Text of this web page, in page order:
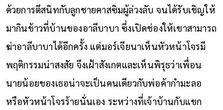
ด้วยการตีสนิทกับลูกชายคาสซิมผู้ล่วงลับ จนได้รับเชิญให้
มากินข้าวที่บ้านของอาลีบาบา ซึ่งเปิดช่องให้เขาสามารถ
ฆ่าอาลีบาบาได้อีกครั้ง แต่มอร์เจียนาเห็นหัวหน้าโจรมี
พฤติกรรมน่าสงสัย จึงเฝ้าสังเกตและเห็นพิรุธว่าเพื่อน
นายน้อยของเธอน่าจะเป็นคนเดียวกับพ่อค้ากำมะลอ
หรือหัวหน้าโจรร้ายนั่นเอง ระหว่างที่เจ้าบ้านกับแขก